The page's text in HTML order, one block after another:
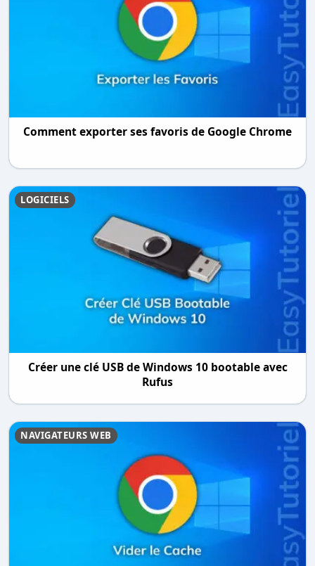
Comment exporter ses favoris de Google Chrome
LOGICIELS
Créer une clé USB de Windows 10 bootable avec
Rufus
NAVIGATEURS WEB